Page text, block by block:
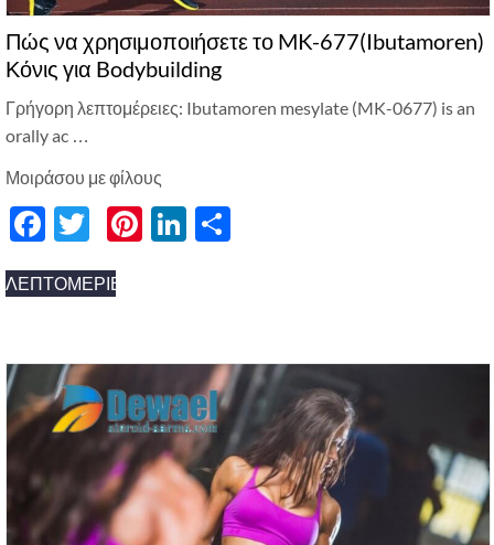
Πώς να χρησιμοποιήσετε το MK-677(Ibutamoren)
Κόνις για Bodybuilding
Γρήγορη λεπτομέρειες: Ibutamoren mesylate (MK-0677) is an
orally ac …
Μοιράσου με φίλους
Facebook
Twitter
Pinterest
LinkedIn
ΛΕΠΤΟΜΈΡΙΕΣ